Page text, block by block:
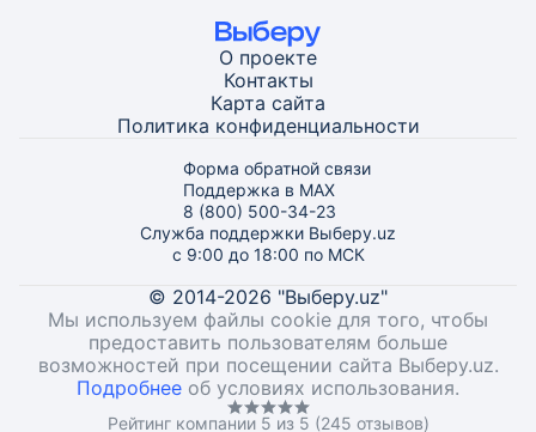
О проекте
Контакты
Карта сайта
Политика конфиденциальности
Форма обратной связи
Поддержка в MAX
8 (800) 500-34-23
Служба поддержки Выберу.uz
с 9:00 до 18:00 по МСК
© 2014-2026 "Выберу.uz"
Мы используем файлы cookie для того, чтобы
предоставить пользователям больше
возможностей при посещении сайта Выберу.uz.
Подробнее об условиях использования.
Рейтинг компании 5 из 5 (245 отзывов)